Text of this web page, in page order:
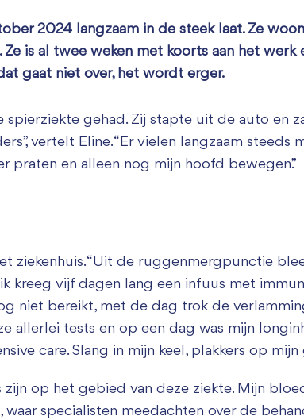
2024 langzaam in de steek laat. Ze
Ze is al twee weken met koorts aan het
gaat niet over, het wordt erger.
gehad. Zij stapte uit de auto en
vertelt Eline. “Er vielen langzaam steeds
praten en alleen nog mijn hoofd bewegen.”
ziekenhuis. “Uit de ruggenmergpunctie
kreeg vijf dagen lang een infuus met
niet bereikt, met de dag trok de
allerlei tests en op een dag was mijn
care. Slang in mijn keel, plakkers op mijn
op het gebied van deze ziekte. Mijn
specialisten meedachten over de